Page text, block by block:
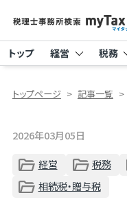
トップ 経営 税務
トップページ 記事一覧
2026年03月05日
経営
税務
相続税・贈与税